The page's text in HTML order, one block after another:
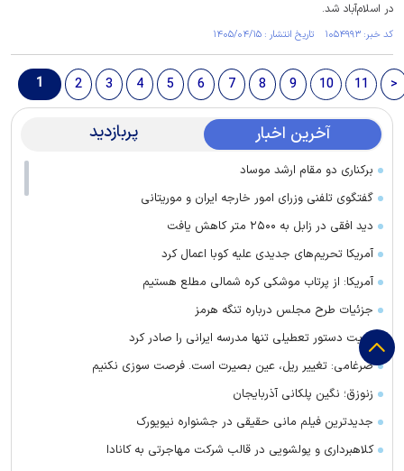
در اسلام‌آباد شد.
کد خبر: ۱۰۵۴۹۹۳ تاریخ انتشار : ۱۴۰۵/۰۴/۱۵
1 2 3 4 5 6 7 8 9 10 11 >
آخرین اخبار پربازدید
برکناری دو مقام ارشد موساد
گفتگوی تلفنی وزرای امور خارجه ایران و موریتانی
دید افقی در زابل به ۲۵۰۰ متر کاهش یافت
آمریکا تحریم‌های جدیدی علیه کوبا اعمال کرد
آمریکا: از پرتاب موشکی کره شمالی مطلع هستیم
جزئیات طرح مجلس درباره تنگه هرمز
کویت دستور تعطیلی تنها مدرسه ایرانی را صادر کرد
ضرغامی: تغییر ریل، عین بصیرت است. فرصت سوزی نکنیم
زنوزق؛ نگین پلکانی آذربایجان
جدیدترین فیلم مانی حقیقی در جشنواره نیویورک
کلاهبرداری و پولشویی در قالب شرکت مهاجرتی به کانادا